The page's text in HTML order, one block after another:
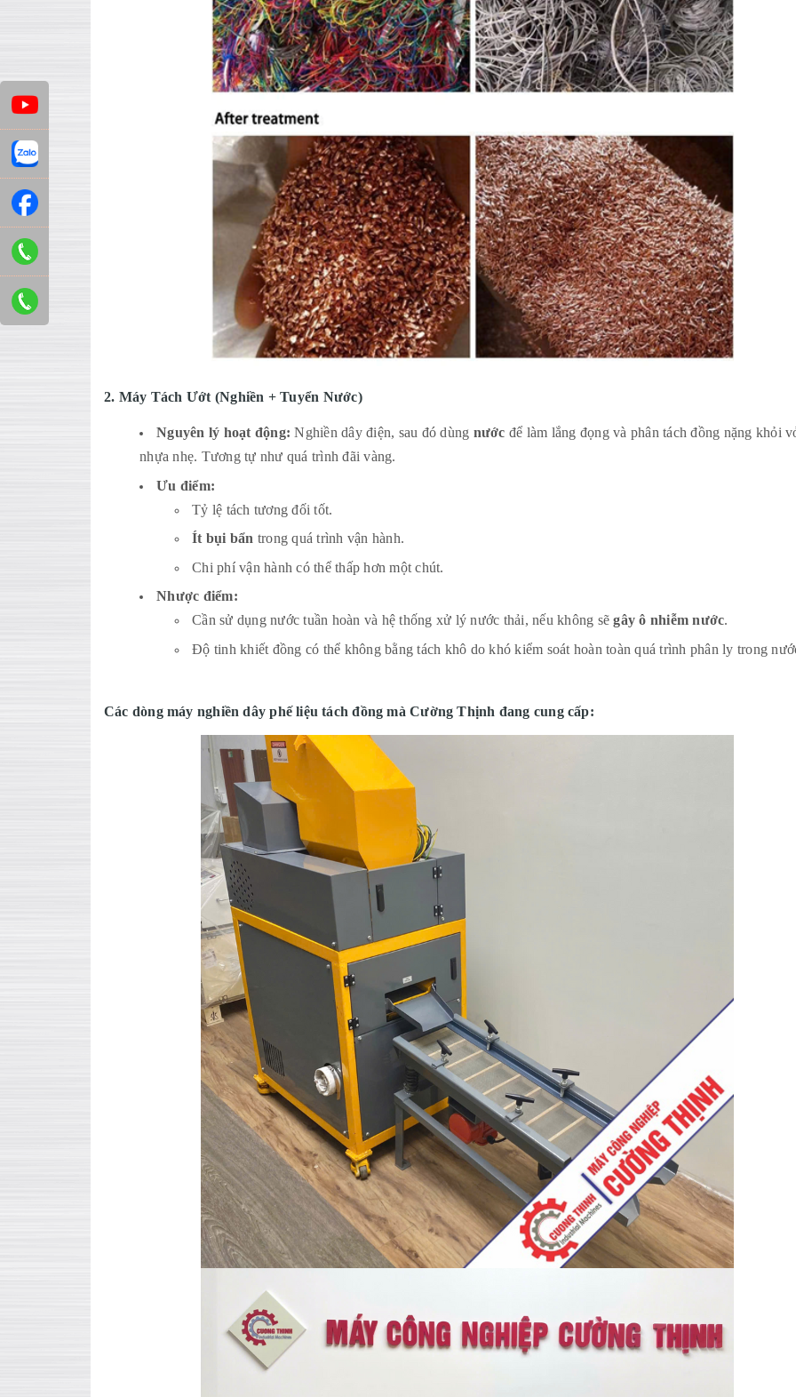
2. Máy Tách Ướt (Nghiền + Tuyển Nước)
Nguyên lý hoạt động: Nghiền dây điện, sau đó dùng nước để làm lắng đọng và phân tách đồng nặng khỏi
nhựa nhẹ. Tương tự như quá trình đãi vàng.
Ưu điểm:
Tỷ lệ tách tương đối tốt.
Ít bụi bẩn trong quá trình vận hành.
Chi phí vận hành có thể thấp hơn một chút.
Nhược điểm:
Cần sử dụng nước tuần hoàn và hệ thống xử lý nước thải, nếu không sẽgây ô nhiễm nước.
Độ tinh khiết đồng có thể không bằng tách khô do khó kiểm soát hoàn toàn quá trình phân ly trong
Các dòng máy nghiền dây phế liệu tách đồng mà Cường Thịnh đang cung cấp: